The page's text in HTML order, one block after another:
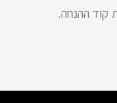
קוד ההנחה.